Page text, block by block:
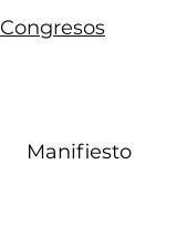
Congresos
Manifiesto